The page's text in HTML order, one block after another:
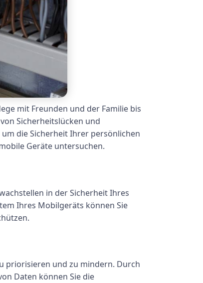
mit Freunden und der Familie bis
Sicherheitslücken und
die Sicherheit Ihrer persönlichen
Geräte untersuchen.
in der Sicherheit Ihres
Ihres Mobilgeräts können Sie
priorisieren und zu mindern. Durch
Daten können Sie die